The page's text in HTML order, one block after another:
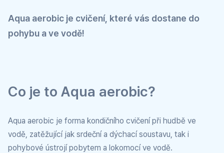
Aqua aerobic je cvičení, které vás dostane do
pohybu a ve vodě!
Co je to Aqua aerobic?
Aqua aerobic je forma kondičního cvičení při hudbě ve
vodě, zatěžující jak srdeční a dýchací soustavu, tak i
pohybové ústrojí pobytem a lokomocí ve vodě.